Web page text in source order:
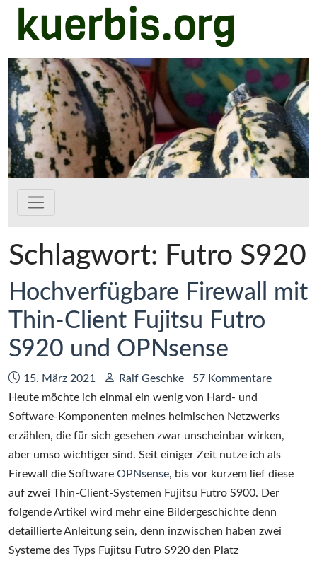
Zum Hauptinhalt springen
kuerbis.org
Schlagwort: Futro S920
Hochverfügbare Firewall mit
Thin-Client Fujitsu Futro
S920 und OPNsense
Datum:
15. März 2021 Autor:
Ralf Geschke
57 Kommentare
Heute möchte ich einmal ein wenig von Hard- und
Software-Komponenten meines heimischen Netzwerks
erzählen, die für sich gesehen zwar unscheinbar wirken,
aber umso wichtiger sind. Seit einiger Zeit nutze ich als
Firewall die Software OPNsense, bis vor kurzem lief diese
auf zwei Thin-Client-Systemen Fujitsu Futro S900. Der
folgende Artikel wird mehr eine Bildergeschichte denn
detaillierte Anleitung sein, denn inzwischen haben zwei
Systeme des Typs Fujitsu Futro S920 den Platz